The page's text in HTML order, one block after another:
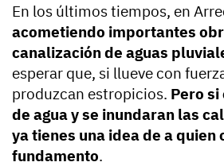
En los últimos tiempos, en
acometiendo importantes
canalización de aguas
esperar que, si llueve con
produzcan estropicios. Pero si
de agua y se inundaran las
ya tienes una idea de a quien
fundamento.